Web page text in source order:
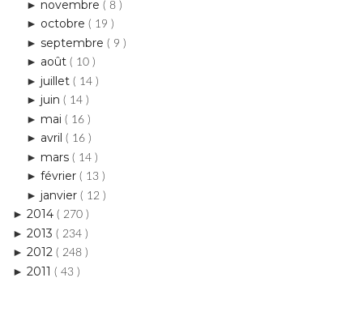
► août( 10 )
► juillet( 14 )
► juin( 14 )
► mai( 16 )
►avril( 16 )
►mars( 14 )
► février( 13 )
► janvier( 12 )
2014( 270 )
2013( 234 )
2012( 248 )
► 2011 ( 43 )